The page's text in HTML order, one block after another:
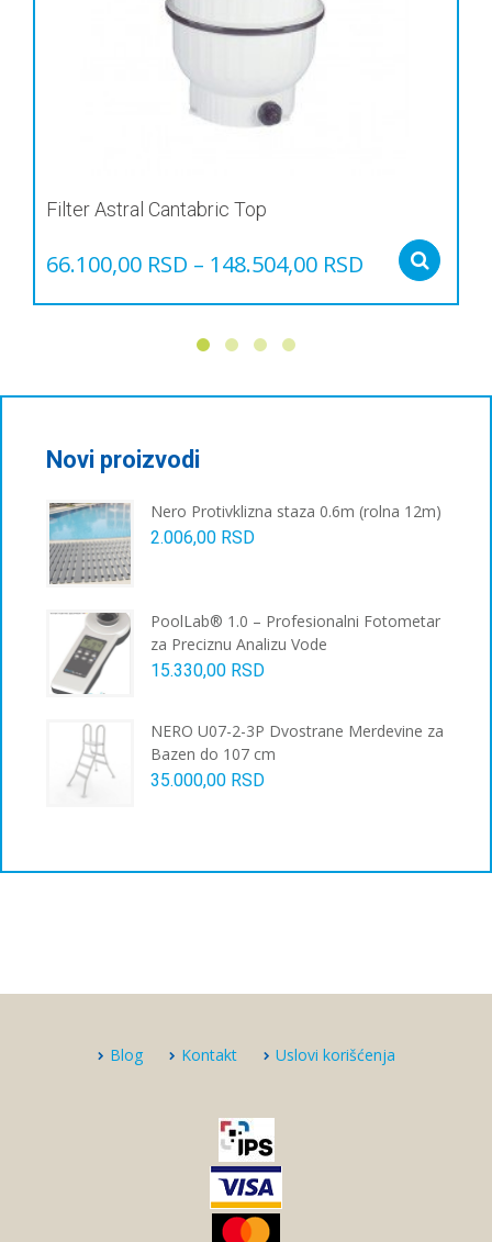
Filter Astral Cantabric Top
66.100,00 RSD – 148.504,00 RSD
бити
изабране
на
страници
производа.
Novi proizvodi
Nero Protivklizna staza 0.6m (rolna 12m)
2.006,00 RSD
PoolLab® 1.0 – Profesionalni Fotometar
za Preciznu Analizu Vode
15.330,00 RSD
NERO U07-2-3P Dvostrane Merdevine za
Bazen do 107 cm
35.000,00 RSD
Blog Kontakt Uslovi korišćenja